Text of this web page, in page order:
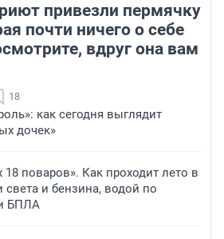
привезли пермячку
почти ничего о себе
вдруг она вам
18
как сегодня выглядит
дочек»
поваров». Как проходит лето в
и бензина, водой по
БПЛА